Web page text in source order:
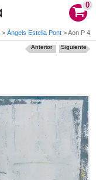
0
> Àngels Estella Pont >Aon P 4
Siguiente
Anterior